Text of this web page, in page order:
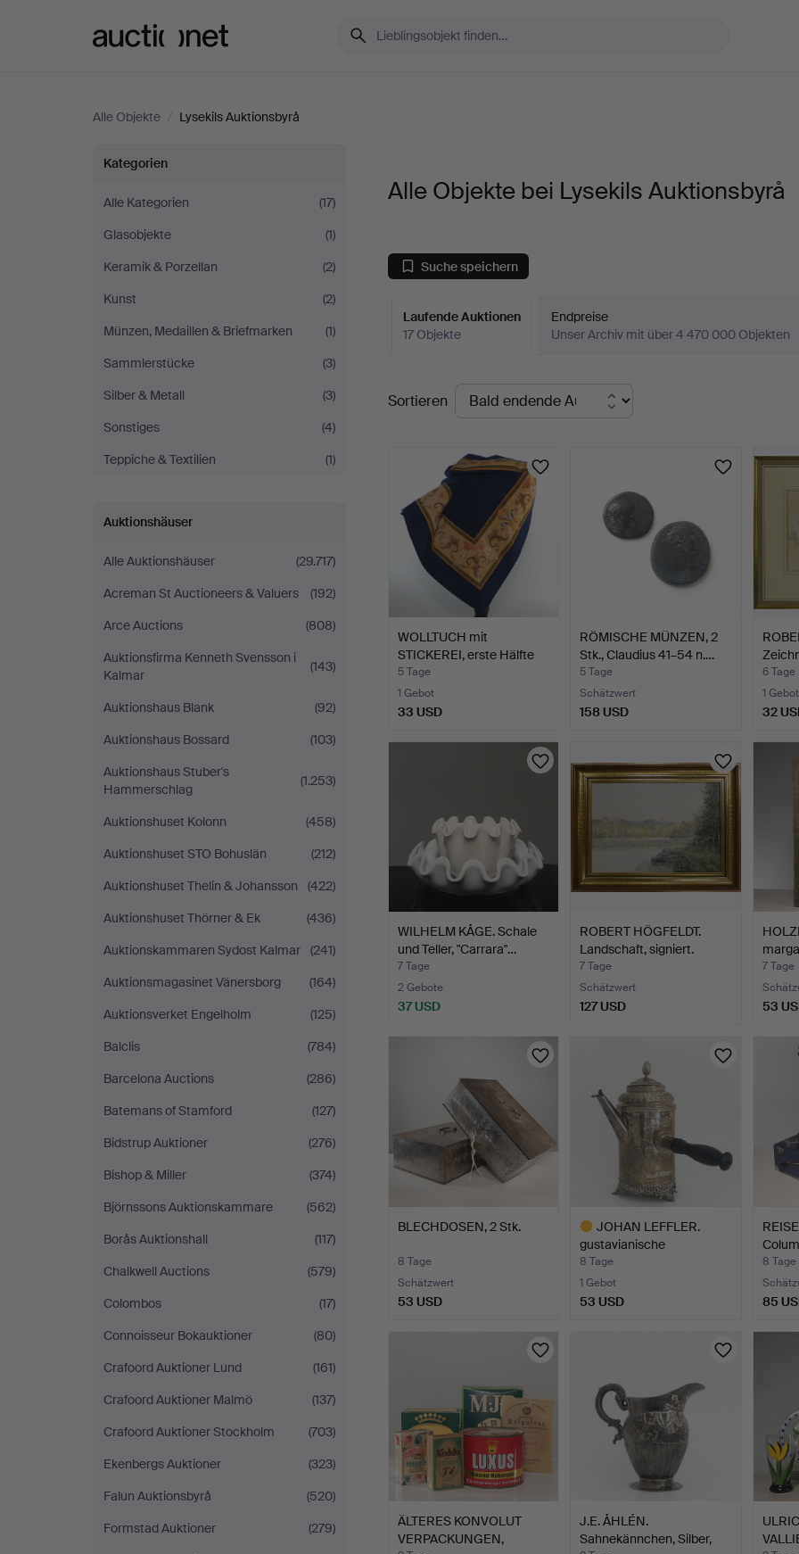
Alle Objekte / Lysekils Auktionsbyrå
Alle
Objekte
bei
Lysekils
Auktionsbyrå
Kategorien
Alle Kategorien
(17)
Glasobjekte
(1)
Keramik & Porzellan
(2)
Kunst
(2)
Münzen, Medaillen & Briefmarken
(1)
Sammlerstücke
(3)
Silber & Metall
(3)
Sonstiges
(4)
Teppiche & Textilien
(1)
Auktionshäuser
Alle Auktionshäuser
(29.717)
Acreman St Auctioneers & Valuers
(192)
Arce Auctions
(808)
Auktionsfirma Kenneth Svensson i
Kalmar
(143)
Auktionshaus Blank
(92)
Auktionshaus Bossard
(103)
Auktionshaus Stuber's
Hammerschlag
(1.253)
Auktionshuset Kolonn
(458)
Auktionshuset STO Bohuslän
(212)
Auktionshuset Thelin & Johansson
(422)
Auktionshuset Thörner & Ek
(436)
Auktionskammaren Sydost Kalmar
(241)
Auktionsmagasinet Vänersborg
(164)
Auktionsverket Engelholm
(125)
Balclis
(784)
Barcelona Auctions
(286)
Batemans of Stamford
(127)
Bidstrup Auktioner
(276)
Bishop & Miller
(374)
Björnssons Auktionskammare
(562)
Borås Auktionshall
(117)
Chalkwell Auctions
(579)
Colombos
(17)
Connoisseur Bokauktioner
(80)
Crafoord Auktioner Lund
(161)
Crafoord Auktioner Malmö
(137)
Crafoord Auktioner Stockholm
(703)
Ekenbergs Auktioner
(323)
Falun Auktionsbyrå
(520)
Formstad Auktioner
(279)
Alle Objekte bei Lysekils Auktionsbyrå
Suche speichern
Laufende Auktionen
17 Objekte
Endpreise
Unser Archiv mit über 4 470 000 Objekten
Laufende
Auktionen
Sortieren
WOLLTUCH mit
STICKEREI, erste Hälfte
des 2…
5 Tage
1 Gebot
33 USD
RÖMISCHE MÜNZEN, 2
Stk., Claudius 41–54 n.…
5 Tage
Schätzwert
158 USD
bad…
6 Tage
1 Gebot
32
WILHELM KÅGE. Schale
und Teller, "Carrara"…
7 Tage
2 Gebote
37 USD
ROBERT HÖGFELDT.
Landschaft, signiert.
7 Tage
Schätzwert
127 USD
7 Tage
53
BLECHDOSEN, 2 Stk.
8 Tage
Schätzwert
53 USD
JOHAN LEFFLER.
gustavianische
Kaffeekanne,…
8 Tage
1 Gebot
53 USD
8 Tage
85
ÄLTERES KONVOLUT
VERPACKUNGEN,
J.E. ÅHLÉN.
Sahnekännchen, Silber,